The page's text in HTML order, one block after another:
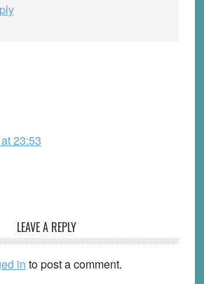
23:53
LEAVE A REPLY
in to post a comment.